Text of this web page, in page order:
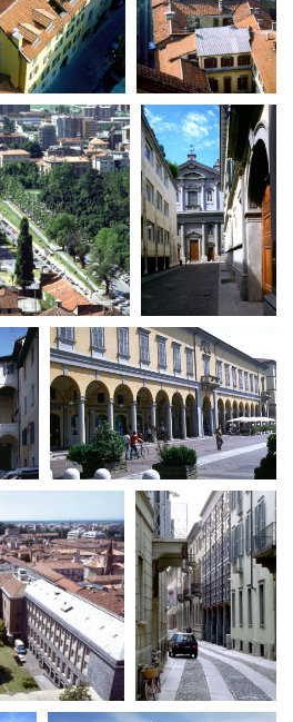
FESTIVAL, MARKETS,
AWARDS
International Film Festival
Rotterdam
Berlinale Internationalen
Filmfestspiele Berlin
Festival de Cannes
Biografilm Festival - Bio to B
Industry Days
Locarno Film Festival
Mostra Internazionale d’Arte
Cinematografica Venezia
Toronto International Film
Festival
Festa del Cinema di Roma
Torino Film Festival
David di Donatello
Nastri d’Argento
Premio Solinas
STRUMENTI
Location - Accedi al tuo
profilo
Location - Nuovo utente
Newsletter
Lavora con noi
Stage - Tirocini - Scuola e
Lavoro